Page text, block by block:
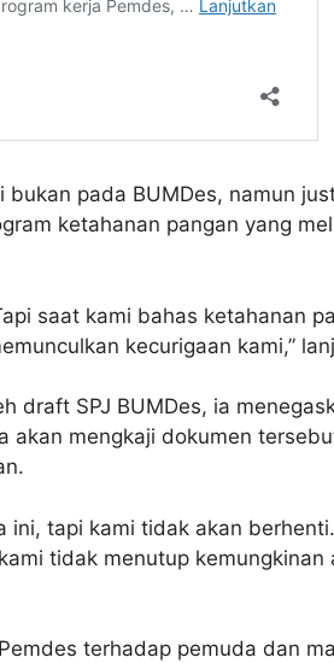
pada BUMDes, namun
ketahanan pangan yang
saat kami bahas ketahanan
kecurigaan kami,”
draft SPJ BUMDes, ia
akan mengkaji dokumen
ini, tapi kami tidak akan
tidak menutup kemungkinan
terhadap pemuda dan